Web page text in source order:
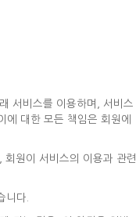
서비스를 이용하며, 서비스
대한 모든 책임은 회원에
원이 서비스의 이용과 관련
니다.